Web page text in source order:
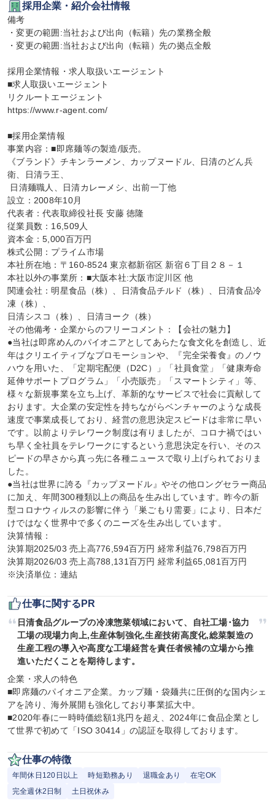
採用企業・紹介会社情報
備考
・変更の範囲:当社および出向（転籍）先の業務全般
・変更の範囲:当社および出向（転籍）先の拠点全般
採用企業情報・求人取扱いエージェント
■求人取扱いエージェント
リクルートエージェント
https://www.r-agent.com/
■採用企業情報
事業内容：■即席麺等の製造/販売。
《ブランド》チキンラーメン、カップヌードル、日清のどん兵
衛、日清ラ王、
設立：2008年10月
代表者：代表取締役社長 安藤 徳隆
従業員数：16,509人
資本金：5,000百万円
株式公開：プライム市場
本社所在地：〒160-8524 東京都新宿区 新宿６丁目２８－１
本社以外の事業所：■大阪本社:大阪市淀川区 他
関連会社：明星食品（株）、日清食品チルド（株）、日清食品冷
凍（株）、
日清シスコ（株）、日清ヨーク（株）
その他備考・企業からのフリーコメント：【会社の魅力】
●当社は即席めんのパイオニアとしてあらたな食文化を創造し、近
年はクリエイティブなプロモーションや、『完全栄養食』のノウ
ハウを用いた、「定期宅配便（D2C）」「社員食堂」「健康寿命
延伸サポートプログラム」「小売販売」「スマートシティ」等、
様々な新規事業を立ち上げ、革新的なサービスで社会に貢献して
おります。大企業の安定性を持ちながらベンチャーのような成長
速度で事業成長しており、経営の意思決定スピードは非常に早い
です。以前よりテレワーク制度は有りましたが、コロナ禍ではい
ち早く全社員をテレワークにするという意思決定を行い、そのス
ピードの早さから真っ先に各種ニュースで取り上げられておりま
した。
●当社は世界に誇る『カップヌードル』やその他ロングセラー商品
に加え、年間300種類以上の商品を生み出しています。昨今の新
型コロナウィルスの影響に伴う「巣ごもり需要」により、日本だ
けではなく世界中で多くのニーズを生み出しています。
決算情報：
決算期2025/03 売上高776,594百万円 経常利益76,798百万円
決算期2026/03 売上高788,131百万円 経常利益65,081百万円
※決済単位：連結
仕事に関するPR
日清食品グループの冷凍惣菜領域において、自社工場･協力
工場の現場力向上,生産体制強化,生産技術高度化,総菜製造の
生産工程の導入や高度な工場経営を責任者候補の立場から推
進いただくことを期待します。
企業・求人の特色
■即席麺のパイオニア企業。カップ麺・袋麺共に圧倒的な国内シェ
アを誇り、海外展開も強化しており事業拡大中。
■2020年春に一時時価総額1兆円を超え、2024年に食品企業とし
て世界で初めて「ISO 30414」の認証を取得しております。
仕事の特徴
年間休日120日以上 時短勤務あり 退職金あり
在宅OK
完全週休2日制
土日祝休み